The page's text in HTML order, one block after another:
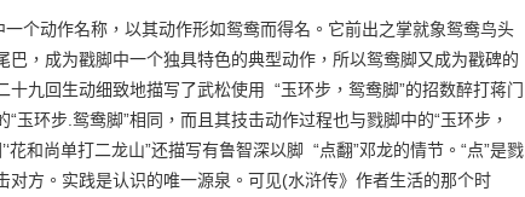
个动作名称，以其动作形如鸳鸯而得名。它前出之掌就象鸳鸯鸟头
巴，成为戳脚中一个独具特色的典型动作，所以鸳鸯脚又成为戳碑的
九回生动细致地描写了武松使用 “玉环步，鸳鸯脚”的招数醉打蒋门
玉环步.鸳鸯脚”相同，而且其技击动作过程也与戮脚中的“玉环步，
花和尚单打二龙山”还描写有鲁智深以脚 “点翻”邓龙的情节。“点”是戮
对方。实践是认识的唯一源泉。可见(水浒传》作者生活的那个时